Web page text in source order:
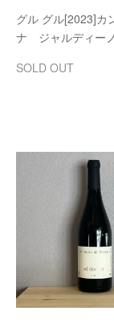
グル グル[2023]カ
ナ ジャルディーノ
SOLD OUT